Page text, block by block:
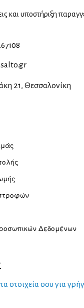
και υποστήριξη
21, Θεσσαλονίκη
Δεδομένων
στοιχεία σου για